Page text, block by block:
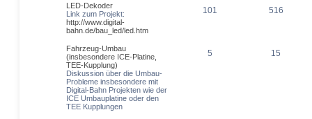
LED-Dekoder
Link zum Projekt:
http://www.digital-
bahn.de/bau_led/led.htm
101 516
Fahrzeug-Umbau
(insbesondere ICE-Platine,
TEE-Kupplung)
Diskussion über die Umbau-
Probleme insbesondere mit
Digital-Bahn Projekten wie der
ICE Umbauplatine oder den
TEE Kupplungen
5 15